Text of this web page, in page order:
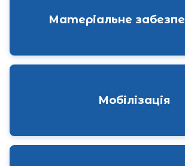
Матеріальне
Мобілізація